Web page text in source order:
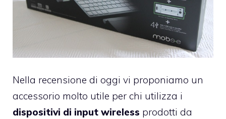
Nella recensione di oggi vi proponiamo un
accessorio molto utile per chi utilizza i
dispositivi di input wireless prodotti da